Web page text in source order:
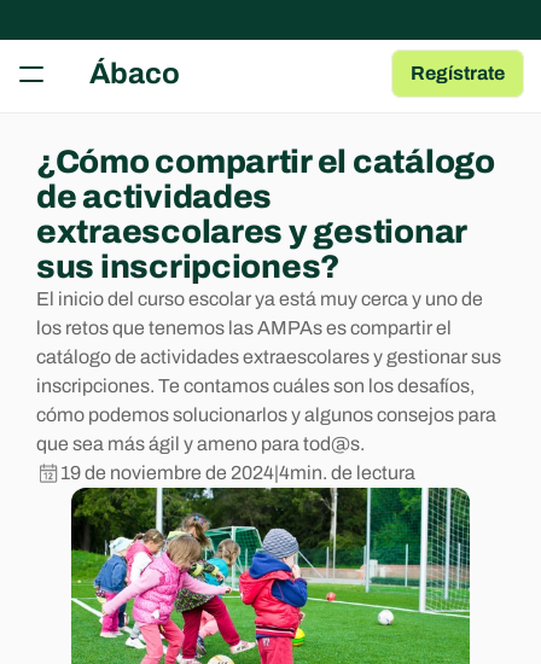
¿Cómo compartir el catálogo
de actividades
extraescolares y gestionar
sus inscripciones?
El inicio del curso escolar ya está muy cerca y uno de
los retos que tenemos las AMPAs es compartir el
catálogo de actividades extraescolares y gestionar sus
inscripciones. Te contamos cuáles son los desafíos,
cómo podemos solucionarlos y algunos consejos para
que sea más ágil y ameno para tod@s.
19 de noviembre de 2024|4min. de lectura
Ábaco Herramientas gratuitas
Guía para AMPAs
Aprende a gestionar una AMPA
Centro de Ayuda
Artículos y Guías sobre las Apps
Blog
Contenido de interés para AMPAs
COMMUNITY
Join
Events
Experts
Regístrate